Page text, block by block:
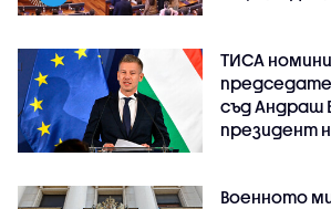
ТИСА
съд Андраш
президент
Военното